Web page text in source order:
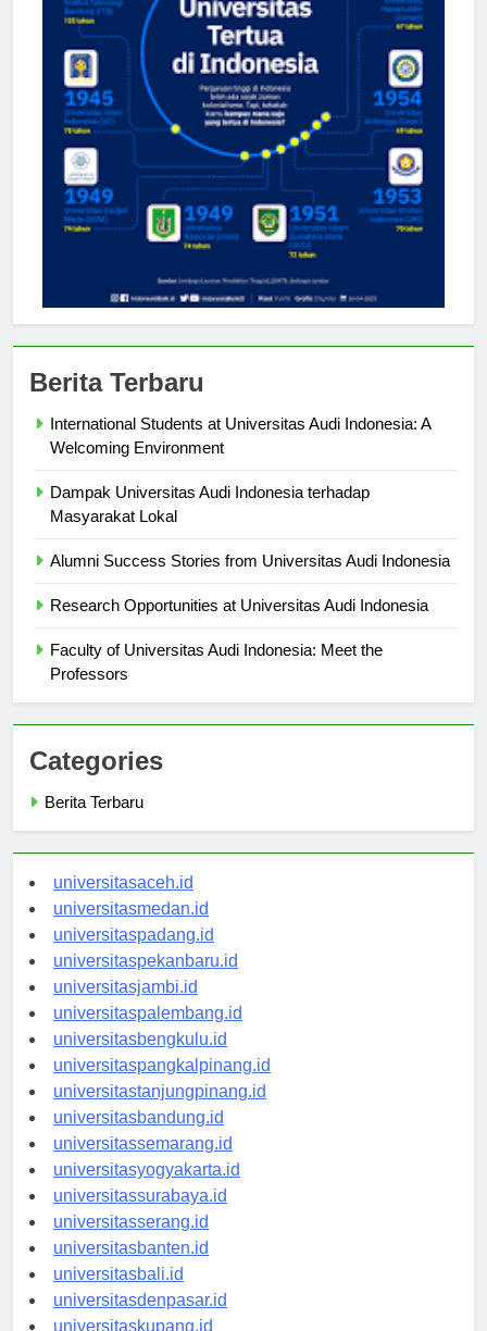
International Students at Universitas Audi Indonesia: A
Dampak Universitas Audi Indonesia terhadap
Faculty of Universitas Audi Indonesia: Meet the
Categories
universitasaceh.id
universitasmedan.id
universitaspadang.id
universitaspekanbaru.id
universitasjambi.id
universitaspalembang.id
universitasbengkulu.id
universitaspangkalpinang.id
universitastanjungpinang.id
universitasbandung.id
universitassemarang.id
universitasyogyakarta.id
universitassurabaya.id
universitasserang.id
universitasbanten.id
universitasbali.id
universitasdenpasar.id